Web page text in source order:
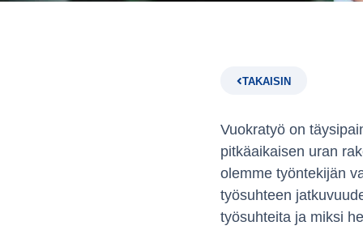
TAKAISIN
Vuokratyö on
pitkäaikaisen uran
olemme työntekijän
työsuhteen
työsuhteita ja miksi